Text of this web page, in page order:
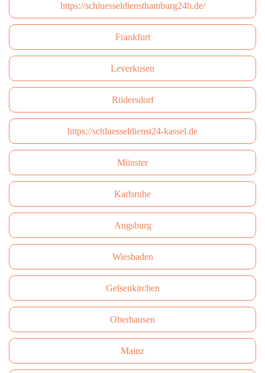
https://schluesseldiensthamburg24h.de/
Frankfurt
Leverkusen
Rüdersdorf
https://schluesseldienst24-kassel.de
Münster
Karlsruhe
Augsburg
Wiesbaden
Gelsenkirchen
Oberhausen
Mainz